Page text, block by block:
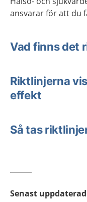
ansvarar för att du
Vad finns det
Riktlinjerna
effekt
Så tas
Senast uppdaterad